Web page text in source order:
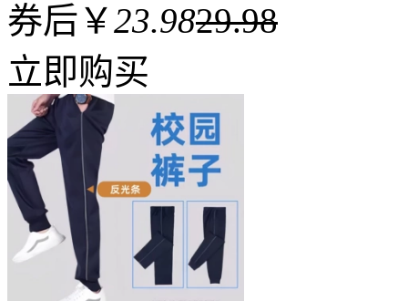
券后￥23.9829.98
立即购买